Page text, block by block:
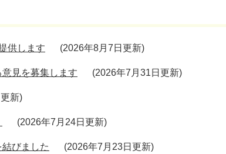
供します 2026年8月7日更新
見を募集します 2026年7月31日更新
新
2026年7月24日更新
びました 2026年7月23日更新